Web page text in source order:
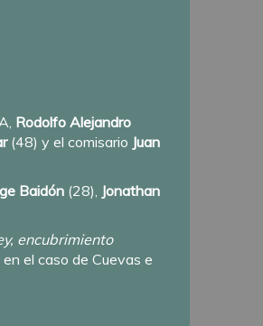
Rodolfo Alejandro
(48) y el comisario Juan
Baidón (28), Jonathan
encubrimiento
en el caso de Cuevas e